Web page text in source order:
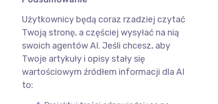
Użytkownicy będą coraz rzadziej czytać
Twoją stronę, a częściej wysyłać na nią
swoich agentów AI. Jeśli chcesz, aby
Twoje artykuły i opisy stały się
wartościowym źródłem informacji dla AI
to: